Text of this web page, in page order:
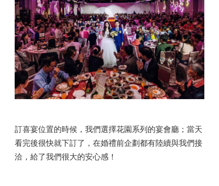
訂喜宴位置的時候，我們選擇花園系列的宴會廳；當天
看完後很快就下訂了，在婚禮前企劃都有陸續與我們接
洽，給了我們很大的安心感！